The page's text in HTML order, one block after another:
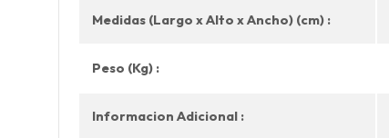
Medidas (Largo x Alto x Ancho) (cm) :
Peso (Kg) :
Informacion Adicional :